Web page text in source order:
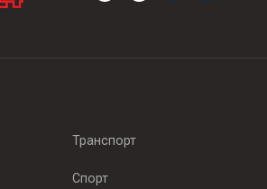
Транспорт
Спорт